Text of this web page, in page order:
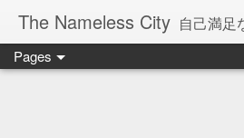
The Nameless City 自己満足な趣味のメモ帳です
Pages